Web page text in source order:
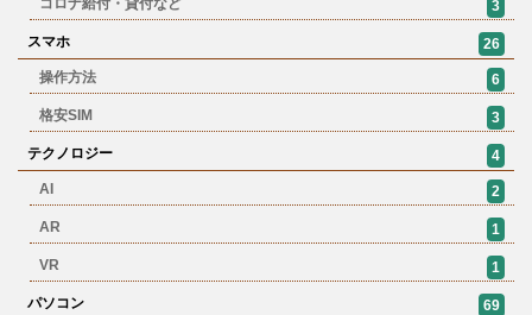
3
スマホ
26
操作方法
6
格安SIM 3
テクノロジー
4
AI
2
AR 1
VR 1
パソコン
69